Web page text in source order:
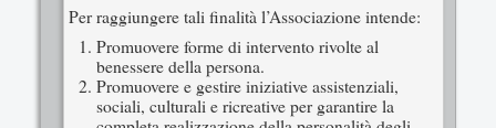
Per raggiungere tali finalità l’Associazione intende:
Promuovere forme di intervento rivolte al
benessere della persona.
Promuovere e gestire iniziative assistenziali,
sociali, culturali e ricreative per garantire la